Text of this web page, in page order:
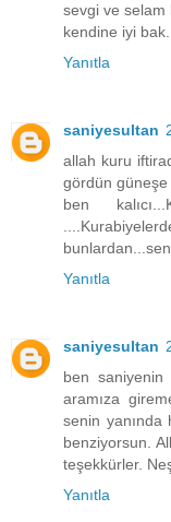
sevgi ve selam
kendine iyi bak.
Yanıtla
saniyesultan
allah kuru
gördün güneşe
ben
Yanıtla
saniyesultan
ben
aramıza
senin
benziyorsun.
teşekkürler.
Yanıtla